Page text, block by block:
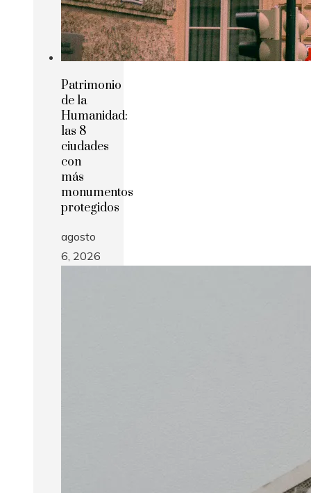
Patrimonio
de la
Humanidad:
las 8
ciudades
con
más
monumentos
protegidos
agosto
6, 2026